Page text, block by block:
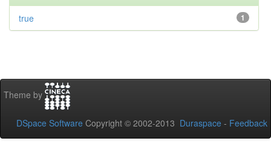
1
true
Theme by
DSpace Software Copyright © 2002-2013 Duraspace - Feedback